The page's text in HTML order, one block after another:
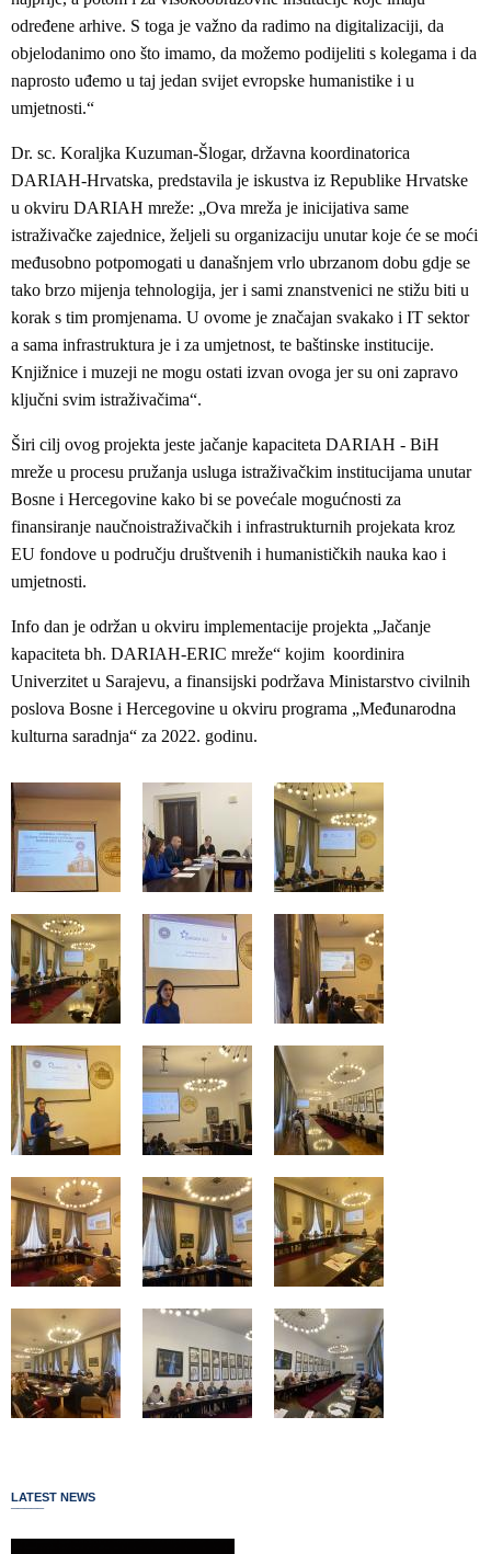
određene arhive. S toga je važno da radimo na digitalizaciji, da
objelodanimo ono što imamo, da možemo podijeliti s kolegama i da
naprosto uđemo u taj jedan svijet evropske humanistike i u
umjetnosti.“
Dr. sc. Koraljka Kuzuman-Šlogar, državna koordinatorica
DARIAH-Hrvatska, predstavila je iskustva iz Republike Hrvatske
u okviru DARIAH mreže: „Ova mreža je inicijativa same
istraživačke zajednice, željeli su organizaciju unutar koje će se moći
međusobno potpomogati u današnjem vrlo ubrzanom dobu gdje se
tako brzo mijenja tehnologija, jer i sami znanstvenici ne stižu biti u
korak s tim promjenama. U ovome je značajan svakako i IT sektor
a sama infrastruktura je i za umjetnost, te baštinske institucije.
Knjižnice i muzeji ne mogu ostati izvan ovoga jer su oni zapravo
ključni svim istraživačima“.
Širi cilj ovog projekta jeste jačanje kapaciteta DARIAH - BiH
mreže u procesu pružanja usluga istraživačkim institucijama unutar
Bosne i Hercegovine kako bi se povećale mogućnosti za
finansiranje naučnoistraživačkih i infrastrukturnih projekata kroz
EU fondove u području društvenih i humanističkih nauka kao i
umjetnosti.
Info dan je održan u okviru implementacije projekta „Jačanje
kapaciteta bh. DARIAH-ERIC mreže“ kojim koordinira
Univerzitet u Sarajevu, a finansijski podržava Ministarstvo civilnih
poslova Bosne i Hercegovine u okviru programa „Međunarodna
kulturna saradnja“ za 2022. godinu.
LATEST NEWS